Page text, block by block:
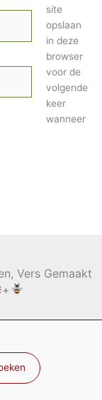
site
opslaan
in deze
browser
voor de
volgende
keer
wanneer
Vers Gemaakt
+